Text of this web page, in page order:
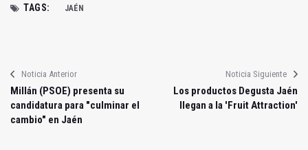
TAGS: JAÉN
Noticia Anterior
Millán (PSOE) presenta su
candidatura para "culminar el
cambio" en Jaén
Noticia Siguiente
Los productos Degusta Jaén
llegan a la 'Fruit Attraction'